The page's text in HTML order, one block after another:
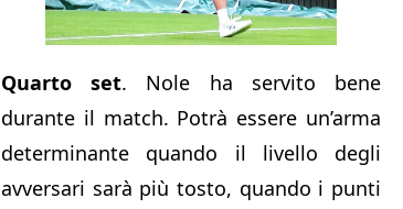
Quarto set. Nole ha servito bene
durante il match. Potrà essere un’arma
determinante quando il livello degli
avversari sarà più tosto, quando i punti